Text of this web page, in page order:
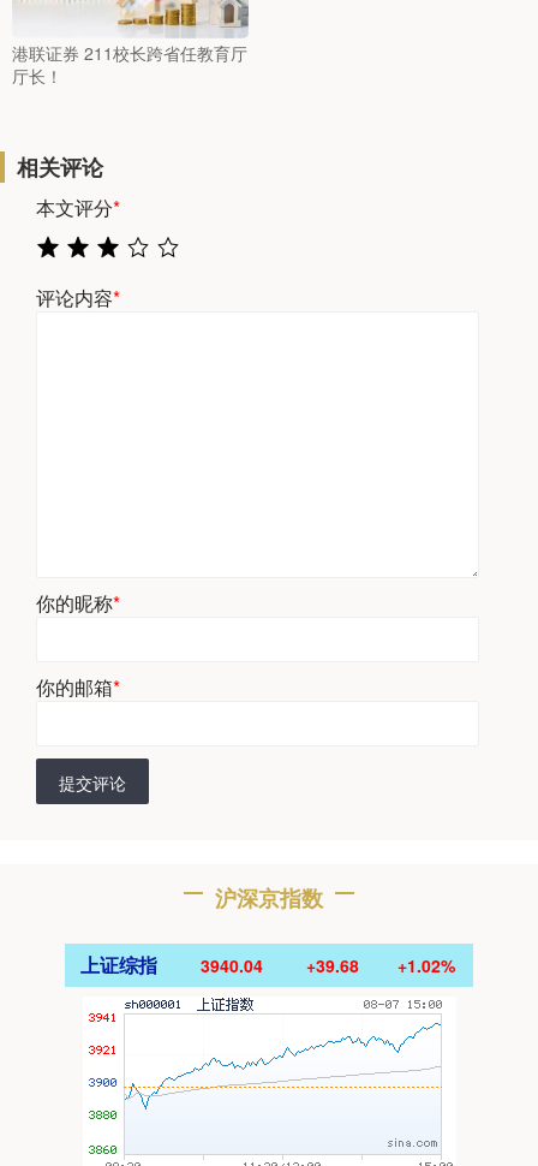
港联证券 211校长跨省任教育厅
厅长！
相关评论
本文评分*
评论内容*
你的昵称*
你的邮箱*
提交评论
沪深京指数
上证综指 3940.04 +39.68 +1.02%